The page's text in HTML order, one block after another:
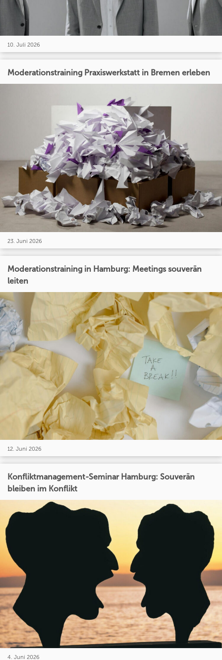
10. Juli 2026
Moderationstraining Praxiswerkstatt in Bremen erleben
23. Juni 2026
Moderationstraining in Hamburg: Meetings souverän
leiten
12. Juni 2026
Konfliktmanagement-Seminar Hamburg: Souverän
bleiben im Konflikt
4. Juni 2026